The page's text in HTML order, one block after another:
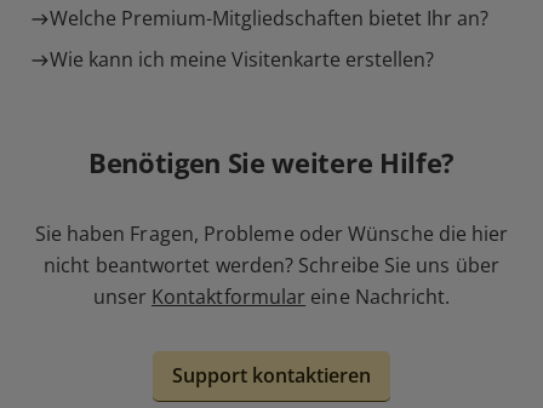
Welche Premium-Mitgliedschaften bietet Ihr an?
Wie kann ich meine Visitenkarte erstellen?
Benötigen Sie weitere Hilfe?
Sie haben Fragen, Probleme oder Wünsche die hier
nicht beantwortet werden? Schreibe Sie uns über
unser Kontaktformular eine Nachricht.
Support kontaktieren